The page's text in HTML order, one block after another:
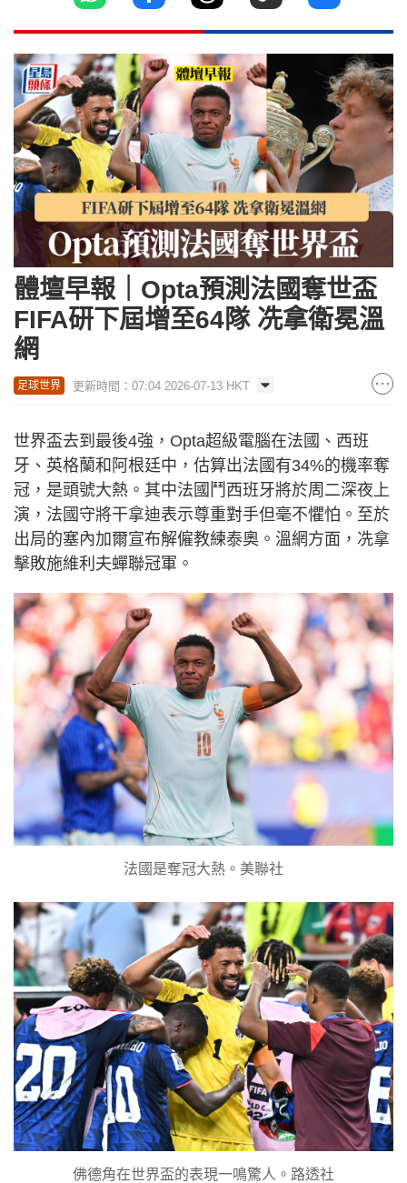
體壇早報｜Opta預測法國奪世盃
FIFA研下屆增至64隊 冼拿衛冕溫
網
足球世界 更新時間：07:04 2026-07-13 HKT
世界盃去到最後4強，Opta超級電腦在法國、西班
牙、英格蘭和阿根廷中，估算出法國有34%的機率奪
冠，是頭號大熱。其中法國鬥西班牙將於周二深夜上
演，法國守將干拿迪表示尊重對手但毫不懼怕。至於
出局的塞內加爾宣布解僱教練泰奧。溫網方面，冼拿
擊敗施維利夫蟬聯冠軍。
法國是奪冠大熱。美聯社
佛德角在世界盃的表現一鳴驚人。路透社